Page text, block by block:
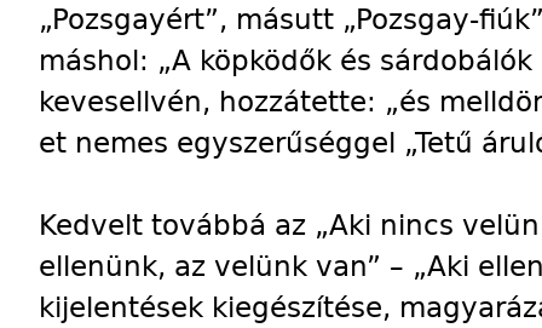
„Pozsgayért”, másutt „Pozsgay-
máshol: „A köpködők és
kevesellvén, hozzátette: „és
et nemes egyszerűséggel „Tetű
Kedvelt továbbá az „Aki nincs
ellenünk, az velünk van” – „Aki
kijelentések kiegészítése,